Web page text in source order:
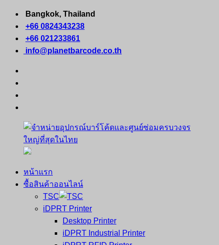
Skip
content
Bangkok, Thailand
+66 0824343238
+66 021233861
info@planetbarcode.co.th
จำหน่าย
คอมพิวเตอร์
หน้าแรก
ซื้อสินค้าออนไลน์
TSC
iDPRT Printer
Desktop Printer
iDPRT Industrial Printer